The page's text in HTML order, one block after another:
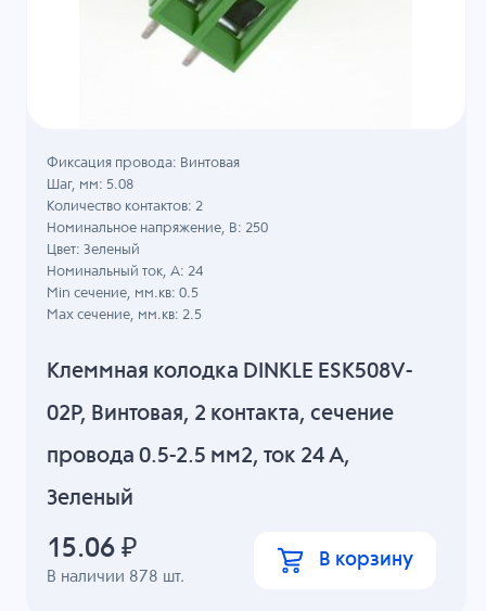
Клеммная колодка DINKLE ESK508V-
02P, Винтовая, 2 контакта, сечение
провода 0.5-2.5 мм2, ток 24 A,
Зеленый
В наличии 878 шт.
Фиксация провода: Винтовая
Шаг, мм: 5.08
Количество контактов: 2
Номинальное напряжение, B: 250
Цвет: Зеленый
Номинальный ток, А: 24
Min сечение, мм.кв: 0.5
Max сечение, мм.кв: 2.5
15.06 ₽ В корзину